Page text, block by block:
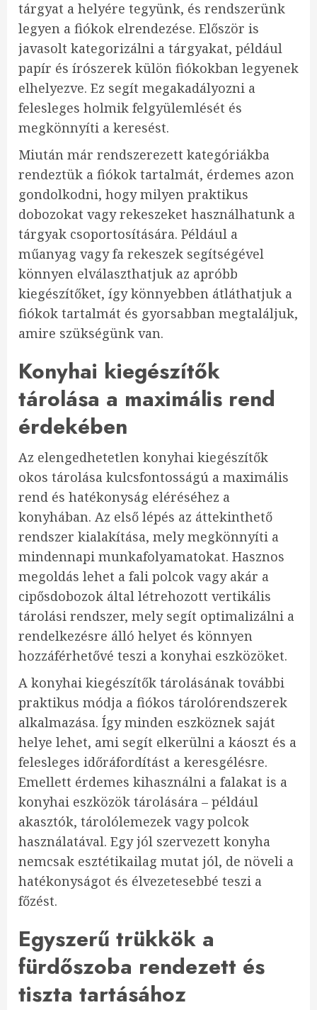
tárgyat a helyére tegyünk, és rendszerünk
legyen a fiókok elrendezése. Először is
javasolt kategorizálni a tárgyakat, például
papír és írószerek külön fiókokban legyenek
elhelyezve. Ez segít megakadályozni a
felesleges holmik felgyülemlését és
megkönnyíti a keresést.
Miután már rendszerezett kategóriákba
rendeztük a fiókok tartalmát, érdemes azon
gondolkodni, hogy milyen praktikus
dobozokat vagy rekeszeket használhatunk a
tárgyak csoportosítására. Például a
műanyag vagy fa rekeszek segítségével
könnyen elválaszthatjuk az apróbb
kiegészítőket, így könnyebben átláthatjuk a
fiókok tartalmát és gyorsabban megtaláljuk,
amire szükségünk van.
Konyhai kiegészítők
tárolása a maximális rend
érdekében
Az elengedhetetlen konyhai kiegészítők
okos tárolása kulcsfontosságú a maximális
rend és hatékonyság eléréséhez a
konyhában. Az első lépés az áttekinthető
rendszer kialakítása, mely megkönnyíti a
mindennapi munkafolyamatokat. Hasznos
megoldás lehet a fali polcok vagy akár a
cipősdobozok által létrehozott vertikális
tárolási rendszer, mely segít optimalizálni a
rendelkezésre álló helyet és könnyen
hozzáférhetővé teszi a konyhai eszközöket.
A konyhai kiegészítők tárolásának további
praktikus módja a fiókos tárolórendszerek
alkalmazása. Így minden eszköznek saját
helye lehet, ami segít elkerülni a káoszt és a
felesleges időráfordítást a keresgélésre.
Emellett érdemes kihasználni a falakat is a
konyhai eszközök tárolására – például
akasztók, tárolólemezek vagy polcok
használatával. Egy jól szervezett konyha
nemcsak esztétikailag mutat jól, de növeli a
hatékonyságot és élvezetesebbé teszi a
főzést.
Egyszerű trükkök a
fürdőszoba rendezett és
tiszta tartásához